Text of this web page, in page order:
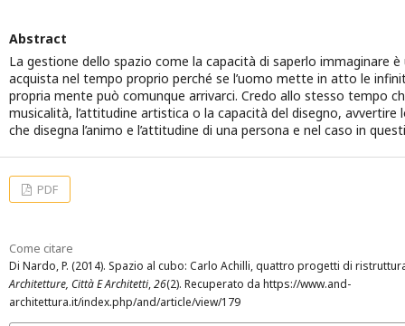
Abstract
La gestione dello spazio come la capacità di saperlo immaginare
acquista nel tempo proprio perché se l’uomo mette in atto le
propria mente può comunque arrivarci. Credo allo stesso tempo
musicalità, l’attitudine artistica o la capacità del disegno, avvertire
che disegna l’animo e l’attitudine di una persona e nel caso in
PDF
Come citare
Di Nardo, P. (2014). Spazio al cubo: Carlo Achilli, quattro progetti di
Architetture, Città E Architetti,26(2). Recuperato da https://www.and-
architettura.it/index.php/and/article/view/179